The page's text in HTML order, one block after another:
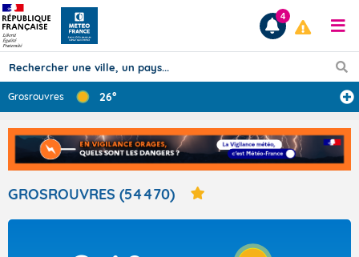
Prévisions
TOUS LES RÉSULTATS
Articles
4
Grosrouvres 26°
GROSROUVRES (54470)